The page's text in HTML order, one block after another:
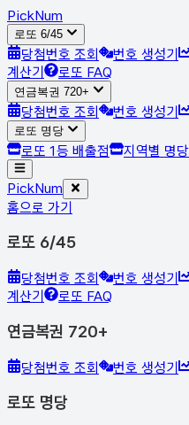
PickNum
로또 6/45
당첨번호 조회 번호 생성기
계산기
로또 FAQ
연금복권 720+
당첨번호 조회 번호 생성기
로또 명당
로또 1등 배출점 지역별 명당
PickNum
홈으로 가기
로또 6/45
당첨번호 조회 번호 생성기
계산기
로또 FAQ
연금복권 720+
당첨번호 조회 번호 생성기
로또 명당